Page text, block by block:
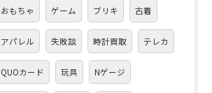
おもちゃ ゲーム ブリキ 古着
アパレル 失敗談 時計買取 テレカ
QUOカード 玩具 Nゲージ